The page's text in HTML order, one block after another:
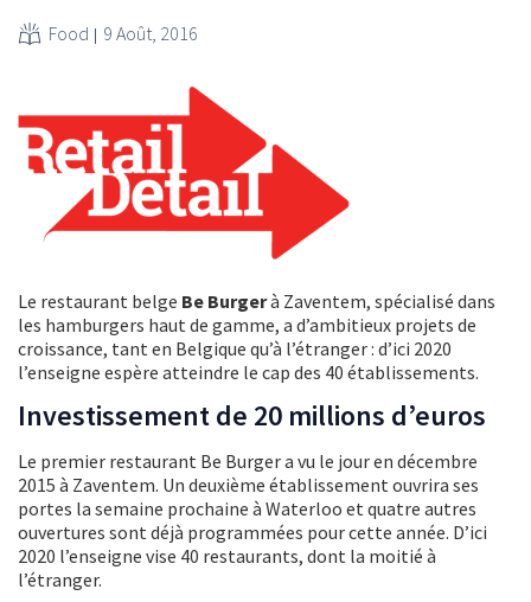
Food 9 Août, 2016
Le restaurant belge Be Burgerà Zaventem, spécialisé dans
les hamburgers haut de gamme, a d’ambitieux projets de
croissance, tant en Belgique qu’à l’étranger : d’ici 2020
l’enseigne espère atteindre le cap des 40 établissements.
Investissement de 20 millions d’euros
Le premier restaurant Be Burger a vu le jour en décembre
2015 à Zaventem. Un deuxième établissement ouvrira ses
portes la semaine prochaine à Waterloo et quatre autres
ouvertures sont déjà programmées pour cette année. D’ici
2020 l’enseigne vise 40 restaurants, dont la moitié à
l’étranger.